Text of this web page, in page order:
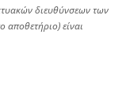
διευθύνσεων των
είναι